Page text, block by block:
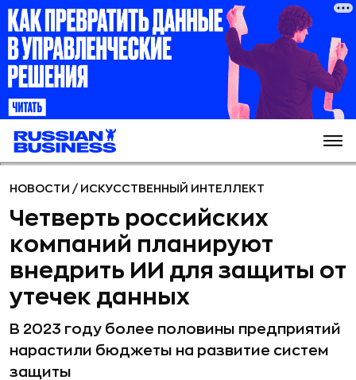
НОВОСТИ / ИСКУССТВЕННЫЙ ИНТЕЛЛЕКТ
Четверть российских
компаний планируют
внедрить ИИ для защиты от
утечек данных
В 2023 году более половины предприятий
нарастили бюджеты на развитие систем
защиты